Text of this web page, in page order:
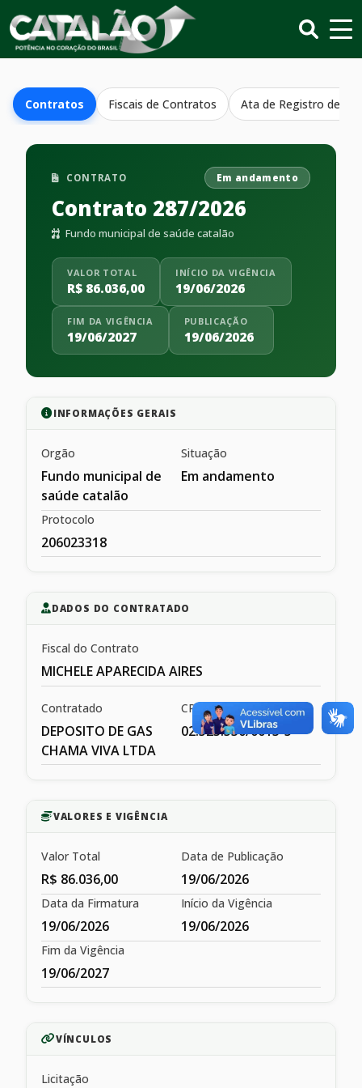
Contratos Fiscais de Contratos Ata de Registro de
CONTRATO Em andamento
Contrato 287/2026
Fundo municipal de saúde catalão
VALOR TOTAL
R$ 86.036,00
INÍCIO DA VIGÊNCIA
19/06/2026
FIM DA VIGÊNCIA
19/06/2027
PUBLICAÇÃO
19/06/2026
INFORMAÇÕES GERAIS
Orgão
Fundo municipal de
saúde catalão
Situação
Em andamento
Protocolo
206023318
DADOS DO CONTRATADO
Fiscal do Contrato
MICHELE APARECIDA AIRES
Contratado
DEPOSITO DE GAS
CHAMA VIVA LTDA
CPF/CNPJ
02.523.530/0013-5
VALORES E VIGÊNCIA
Valor Total
R$ 86.036,00
Data de Publicação
19/06/2026
Data da Firmatura
19/06/2026
Início da Vigência
19/06/2026
Fim da Vigência
19/06/2027
VÍNCULOS
Licitação